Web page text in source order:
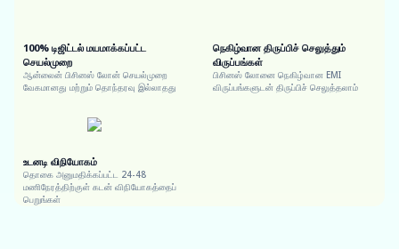
100% டிஜிட்டல் மயமாக்கப்பட்ட
செயல்முறை
ஆன்லைன் பிசினஸ் லோன் செயல்முறை
வேகமானது மற்றும் தொந்தரவு இல்லாதது
நெகிழ்வான திருப்பிச் செலுத்தும்
விருப்பங்கள்
பிசினஸ் லோனை நெகிழ்வான EMI
விருப்பங்களுடன் திருப்பிச் செலுத்தலாம்
உடனடி விநியோகம்
தொகை அனுமதிக்கப்பட்ட 24-48
மணிநேரத்திற்குள் கடன் விநியோகத்தைப்
பெறுங்கள்